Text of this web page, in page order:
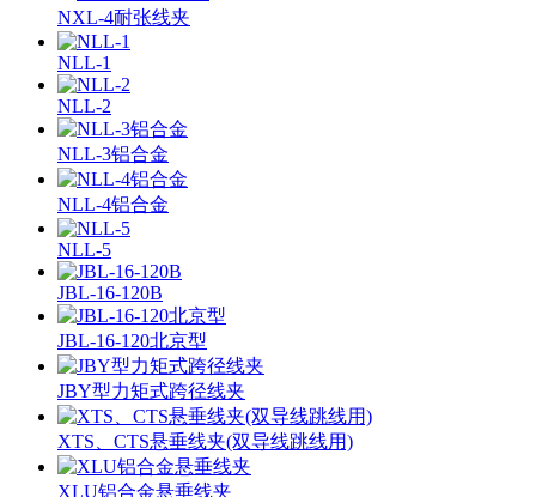
NXL-4耐张线夹
NLL-1
NLL-2
NLL-3铝合金
NLL-4铝合金
NLL-5
JBL-16-120B
JBL-16-120北京型
JBY型力矩式跨径线夹
XTS、CTS悬垂线夹(双导线跳线用)
XLU铝合金悬垂线夹